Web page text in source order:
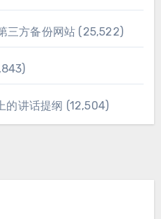
三方备份网站 (25,522)
的讲话提纲 (12,504)